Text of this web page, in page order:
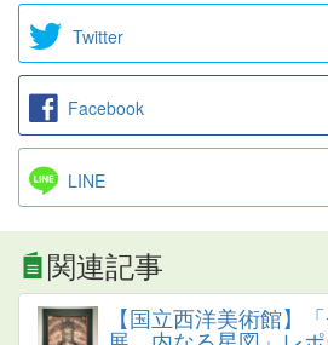
Twitter
Facebook
LINE
関連記事
【国立西洋美術館】